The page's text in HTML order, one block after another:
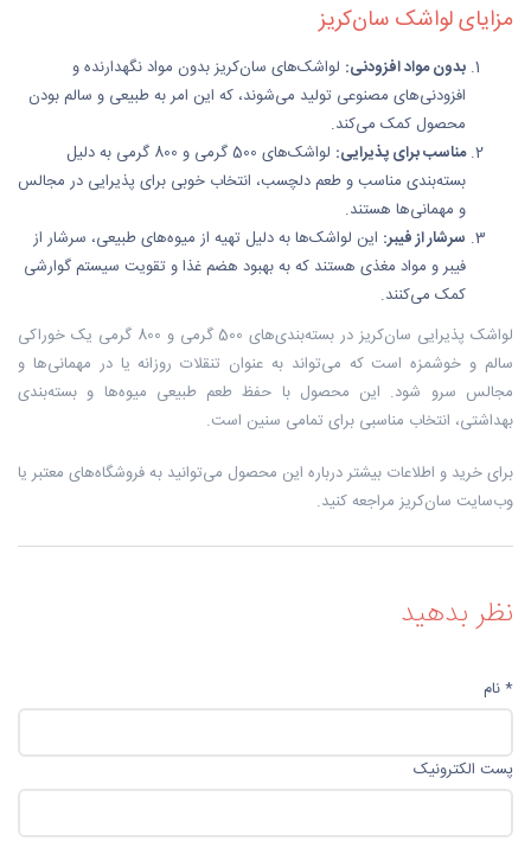
مزایای لواشک سان‌کریز
بدون مواد افزودنی: لواشک‌های سان‌کریز بدون مواد نگهدارنده و
افزودنی‌های مصنوعی تولید می‌شوند، که این امر به طبیعی و سالم بودن
محصول کمک می‌کند.
مناسب برای پذیرایی:
لواشک‌های 500 گرمی و 800 گرمی به دلیل
بسته‌بندی مناسب و طعم دلچسب، انتخاب خوبی برای پذیرایی در مجالس
و مهمانی‌ها هستند.
سرشار از فیبر: این لواشک‌ها به دلیل تهیه از میوه‌های طبیعی، سرشار از
فیبر و مواد مغذی هستند که به بهبود هضم غذا و تقویت سیستم گوارشی
کمک می‌کنند.
لواشک پذیرایی سان‌کریز در بسته‌بندی‌های 500 گرمی و 800 گرمی یک خوراکی
سالم و خوشمزه است که می‌تواند به عنوان تنقلات روزانه یا در مهمانی‌ها و
مجالس سرو شود. این محصول با حفظ طعم طبیعی میوه‌ها و بسته‌بندی
بهداشتی، انتخاب مناسبی برای تمامی سنین است.
برای خرید و اطلاعات بیشتر درباره این محصول می‌توانید به فروشگاه‌های معتبر یا
وب‌سایت سان‌کریز مراجعه کنید.
نظر بدهید
* نام
پست الکترونیک